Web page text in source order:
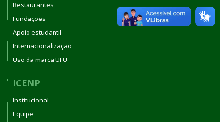
Restaurantes
Fundações
Apoio estudantil
Internacionalização
Uso da marca UFU
ICENP
Institucional
Equipe